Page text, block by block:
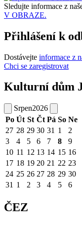
Sledujte informace z
V OBRAZE.
Přihlášení k
Dostávejte informace z
Chci se zaregistrovat
Kulturní dům
Srpen2026
Po Út St Čt Pá So Ne
27 28 29 30 31 1
2
3
4 5 6 7 8
9
10 11 12 13 14 15 16
17 18 19 20 21 22 23
24 25 26 27 28 29 30
31 1 2 3 4 5 6
ČEZ